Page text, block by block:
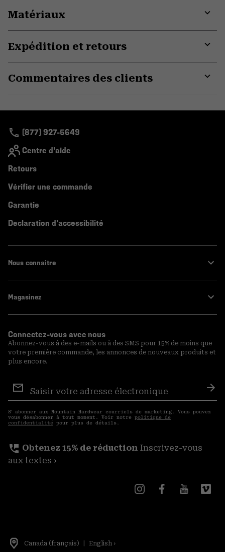
Matériaux
Expédition et retours
Commentaires des clients
(877) 927-5649
Centre d'aide
Retours
Vérifier une commande
Garantie
Declaration d'accessibilité
Nous connaitre
Magasinez
Connectez-vous avec nous
Abonnez-vous à des e-mails ou à des SMS pour 15% de moins que
votre première commande, les annonces de nouveaux produits et
plus encore.
aux
courriels
S′ abonner aux Mountain Hardwear courriels de marketing. Vous pouvez
vous désabonner à tout moment. Voir notre politique de
confidentialité pour plus de détails.
perm_phone_msg Obtenez 15% de réduction Inscrivez-vous
aux textes ›
Canada (français) English ›